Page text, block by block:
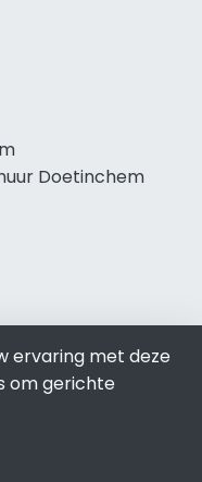
Doetinchem
ervaring met deze
om gerichte